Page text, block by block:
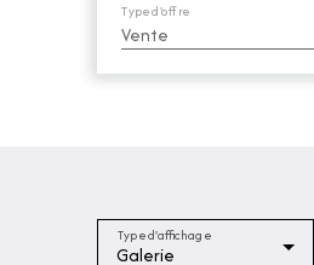
Vente
Type d'offre
Galerie
Type d'affichage